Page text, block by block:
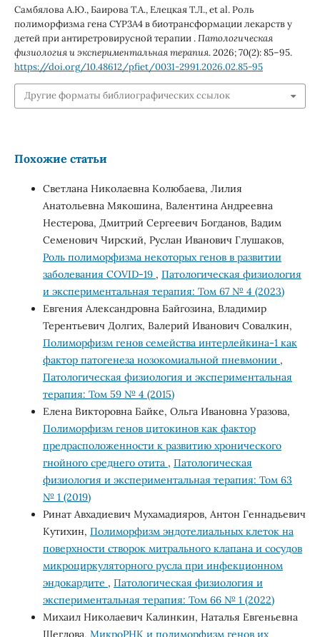
Самбялова А.Ю., Баирова Т.А., Елецкая Т.Л., et al. Роль
полиморфизма гена CYP3A4 в биотрансформации лекарств у
детей при антиретровирусной терапии .Патологическая
физиология и экспериментальная терапия. 2026; 70(2): 85–95.
https://doi.org/10.48612/pfiet/0031-2991.2026.02.85-95
Другие форматы библиографических ссылок
Похожие статьи
Светлана Николаевна Колюбаева, Лилия
Анатольевна Мякошина, Валентина Андреевна
Нестерова, Дмитрий Сергеевич Богданов, Вадим
Семенович Чирский, Руслан Иванович Глушаков,
Роль полиморфизма некоторых генов в развитии
заболевания СОVID-19 , Патологическая физиология
и экспериментальная терапия: Том 67 № 4 (2023)
Евгения Александровна Байгозина, Владимир
Терентьевич Долгих, Валерий Иванович Совалкин,
Полиморфизм генов семейства интерлейкина-1 как
фактор патогенеза нозокомиальной пневмонии ,
Патологическая физиология и экспериментальная
терапия: Том 59 № 4 (2015)
Елена Викторовна Байке, Ольга Ивановна Уразова,
Полиморфизм генов цитокинов как фактор
предрасположенности к развитию хронического
гнойного среднего отита , Патологическая
физиология и экспериментальная терапия: Том 63
№ 1 (2019)
Ринат Авхадиевич Мухамадияров, Антон Геннадьевич
Кутихин, Полиморфизм эндотелиальных клеток на
поверхности створок митрального клапана и сосудов
микроциркуляторного русла при инфекционном
эндокардите , Патологическая физиология и
экспериментальная терапия: Том 66 № 1 (2022)
Михаил Николаевич Калинкин, Наталья Евгеньевна
Щеглова, МикроРНК и полиморфизм генов их